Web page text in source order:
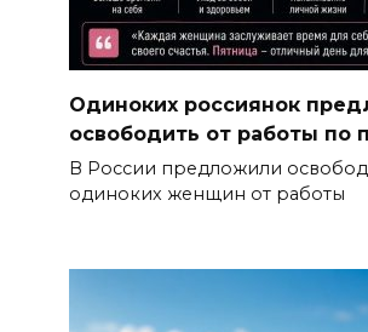
Одиноких россиянок
освободить от работы по
В России предложили
одиноких женщин от работы